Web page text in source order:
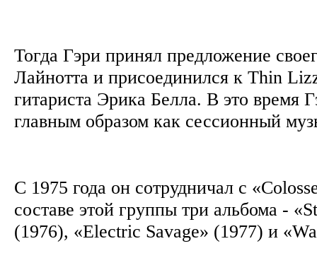
Тогда Гэри принял предложение
Лайнотта и присоединился к Thin
гитариста Эрика Белла. В это время
главным образом как сессионный
С 1975 года он сотрудничал с
составе этой группы три альбома -
(1976), «Electric Savage» (1977) и